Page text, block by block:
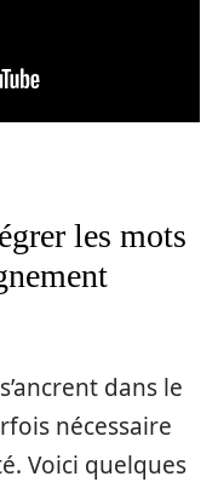
les mots
s’ancrent dans le
nécessaire
Voici quelques